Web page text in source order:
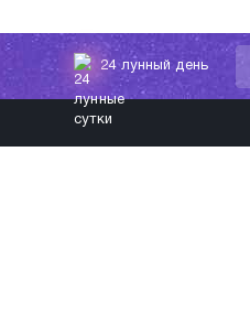
24 лунный день